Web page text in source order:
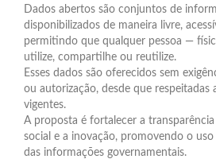
Dados abertos são conjuntos de
disponibilizados de maneira livre,
permitindo que qualquer pessoa —
utilize, compartilhe ou reutilize.
Esses dados são oferecidos sem
ou autorização, desde que respeitadas
vigentes.
A proposta é fortalecer a
social e a inovação, promovendo o
das informações governamentais.